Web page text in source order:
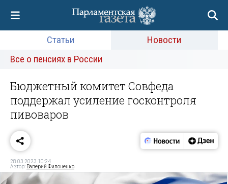
Статьи
Новости
Все о пенсиях в России
Бюджетный комитет Совфеда
поддержал усиление госконтроля
пивоваров
28.03.2023 10:24
Автор: Валерий Филоненко